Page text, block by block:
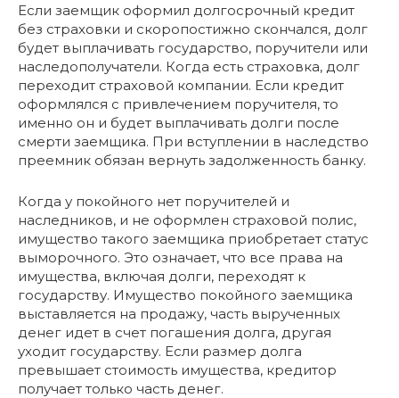
Если заемщик оформил долгосрочный кредит
без страховки и скоропостижно скончался, долг
будет выплачивать государство, поручители или
наследополучатели. Когда есть страховка, долг
переходит страховой компании. Если кредит
оформлялся с привлечением поручителя, то
именно он и будет выплачивать долги после
смерти заемщика. При вступлении в наследство
преемник обязан вернуть задолженность банку.
Когда у покойного нет поручителей и
наследников, и не оформлен страховой полис,
имущество такого заемщика приобретает статус
выморочного. Это означает, что все права на
имущества, включая долги, переходят к
государству. Имущество покойного заемщика
выставляется на продажу, часть вырученных
денег идет в счет погашения долга, другая
уходит государству. Если размер долга
превышает стоимость имущества, кредитор
получает только часть денег.